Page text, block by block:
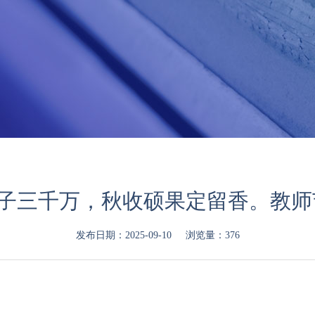
三千万，秋收硕果定留香。教
发布日期：2025-09-10 浏览量：376